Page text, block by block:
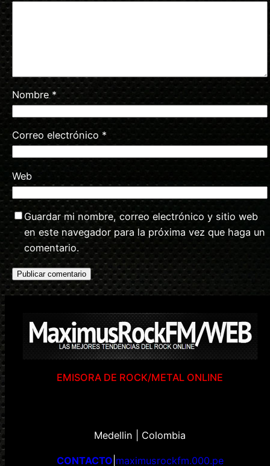
Nombre *
Correo electrónico *
Web
Guardar mi nombre, correo electrónico y sitio web
en este navegador para la próxima vez que haga un
comentario.
EMISORA DE ROCK/METAL ONLINE
Medellin | Colombia
CONTACTO maximusrockfm.000.pe